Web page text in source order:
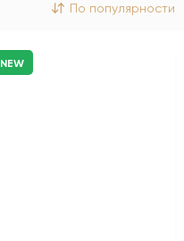
По популярности
NEW